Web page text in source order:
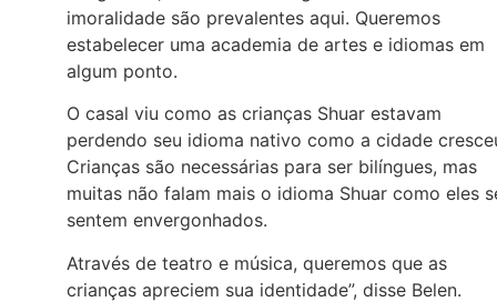
imoralidade são prevalentes aqui. Queremos
estabelecer uma academia de artes e idiomas em
algum ponto.
O casal viu como as crianças Shuar estavam
perdendo seu idioma nativo como a cidade
Crianças são necessárias para ser bilíngues, mas
muitas não falam mais o idioma Shuar como eles
sentem envergonhados.
Através de teatro e música, queremos que as
crianças apreciem sua identidade”, disse Belen.